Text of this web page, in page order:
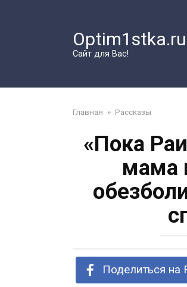
Optim1stka.ru
Сайт для Вас!
Главная » Рассказы
«Пока
мама
Поделиться на